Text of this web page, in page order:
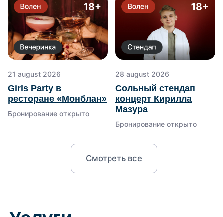
21 august 2026
Girls Рarty в
ресторане «Монблан»
Бронирование открыто
28 august 2026
Сольный стендап
концерт Кирилла
Мазура
Бронирование открыто
Смотреть все
Услуги